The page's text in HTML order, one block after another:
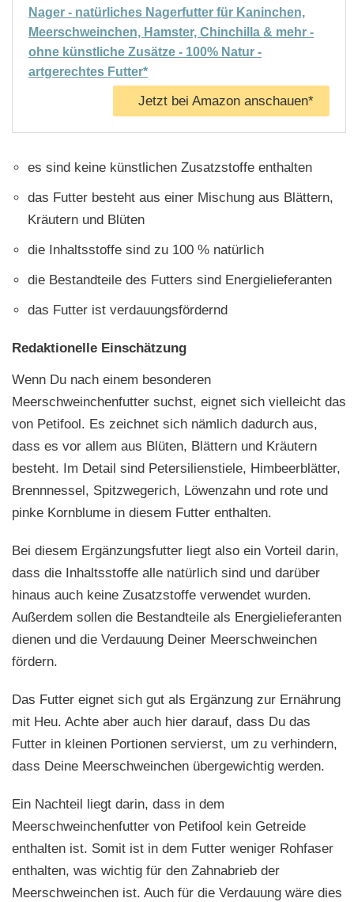
Nager - natürliches Nagerfutter für Kaninchen,
Meerschweinchen, Hamster, Chinchilla & mehr -
ohne künstliche Zusätze - 100% Natur -
artgerechtes Futter*
Jetzt bei Amazon anschauen*
es sind keine künstlichen Zusatzstoffe enthalten
das Futter besteht aus einer Mischung aus Blättern,
Kräutern und Blüten
die Inhaltsstoffe sind zu 100 % natürlich
die Bestandteile des Futters sind Energielieferanten
das Futter ist verdauungsfördernd
Redaktionelle Einschätzung
Wenn Du nach einem besonderen
Meerschweinchenfutter suchst, eignet sich vielleicht das
von Petifool. Es zeichnet sich nämlich dadurch aus,
dass es vor allem aus Blüten, Blättern und Kräutern
besteht. Im Detail sind Petersilienstiele, Himbeerblätter,
Brennnessel, Spitzwegerich, Löwenzahn und rote und
pinke Kornblume in diesem Futter enthalten.
Bei diesem Ergänzungsfutter liegt also ein Vorteil darin,
dass die Inhaltsstoffe alle natürlich sind und darüber
hinaus auch keine Zusatzstoffe verwendet wurden.
Außerdem sollen die Bestandteile als Energielieferanten
dienen und die Verdauung Deiner Meerschweinchen
fördern.
Das Futter eignet sich gut als Ergänzung zur Ernährung
mit Heu. Achte aber auch hier darauf, dass Du das
Futter in kleinen Portionen servierst, um zu verhindern,
dass Deine Meerschweinchen übergewichtig werden.
Ein Nachteil liegt darin, dass in dem
Meerschweinchenfutter von Petifool kein Getreide
enthalten ist. Somit ist in dem Futter weniger Rohfaser
enthalten, was wichtig für den Zahnabrieb der
Meerschweinchen ist. Auch für die Verdauung wäre dies